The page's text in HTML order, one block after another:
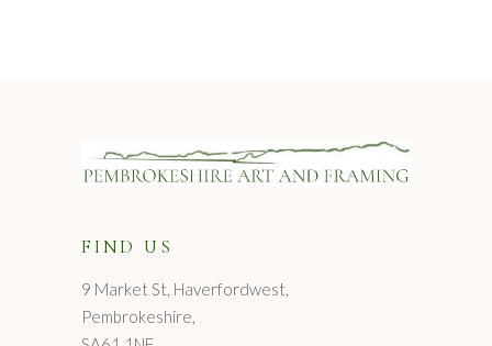
FIND US
9 Market St, Haverfordwest,
Pembrokeshire,